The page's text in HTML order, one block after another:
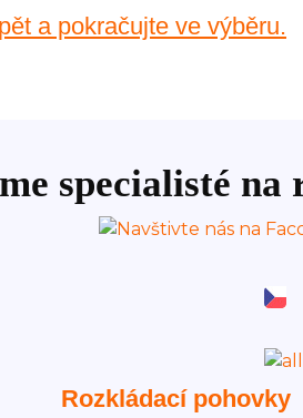
a pokračujte ve výběru.
specialisté
Rozkládací pohovky